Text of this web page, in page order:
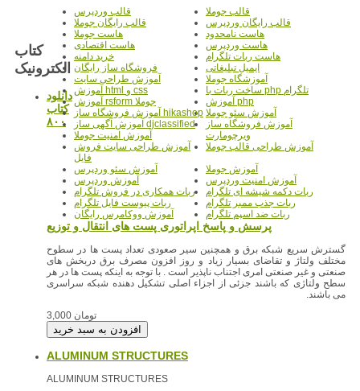
قالب جوملا
قالب وردپرس
قالب رایگان وردپرس
قالب رایگان جوملا
هاست نامحدود
هاست جوملا
هاست وردپرس
هاست اقتصادی
هاست ربات تلگرام
خرید دامنه
ایمیل تبلیغاتی
فروشگاه ساز رایگان
آموزشگاه جوملا
آموزش طراحی سایت
ساخت ربات با php تلگرام
آموزش html و css
آموزش php
آموزش rsform جوملا
آموزش سئو جوملا آموزش فروشگاه ساز hikashop
آموزش فروشگاه ساز
ویرچومارت
آموزش آگهی ساز djclassified
آموزش امنیت جوملا
آموزش طراحی قالب جوملا
آموزش طراحی سایت فروش
فایل
آموزش جوملا
آموزش سئو وردپرس
آموزش امنیت وردپرس
آموزش وردپرس
ربات دکمه شیشه ای تلگرام
ربات همکاری در فروش تلگرام
ربات جذب ممبر تلگرام
ربات پیوست فایل تلگرام
ربات ضد اسپم تلگرام
آموزش ووکامرس رایگان
کتاب
الکترونيک
دانلود
کتاب
۸۰۰
گسترش سریع شبکه برق و همچنین سیر صعودی تعداد پست ها در سطوح
مختلف ولتاژ و تقاضای بسیار زیاد و روز افزون مصرف برق دربخش های
صنعتی و غیر صنعتی امری اجتناب ناپذیر است . با توجه به اینکه پست ها در هر
سطح ولتاژی که باشند جزئی از اجزاء اصلی تشکیل دهنده شبکه سراسری
می باشند.
3,000 تومان
ALUMINUM STRUCTURES
ALUMINUM STRUCTURES